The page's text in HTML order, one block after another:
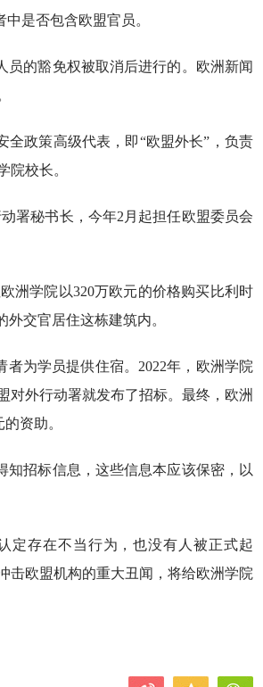
是否包含欧盟官员。
员的豁免权被取消后进行的。欧洲新闻
全政策高级代表，即“欧盟外长”，负责
院校长。
署秘书长，今年2月起担任欧盟委员会
洲学院以320万欧元的价格购买比利时
交官居住这栋建筑内。
为学员提供住宿。2022年，欧洲学院
对外行动署就发布了招标。最终，欧洲
资助。
招标信息，这些信息本应该保密，以
定存在不当行为，也没有人被正式起
击欧盟机构的重大丑闻，将给欧洲学院